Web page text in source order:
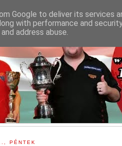
PÉNTEK
Google to deliver its services
with performance and
address abuse.